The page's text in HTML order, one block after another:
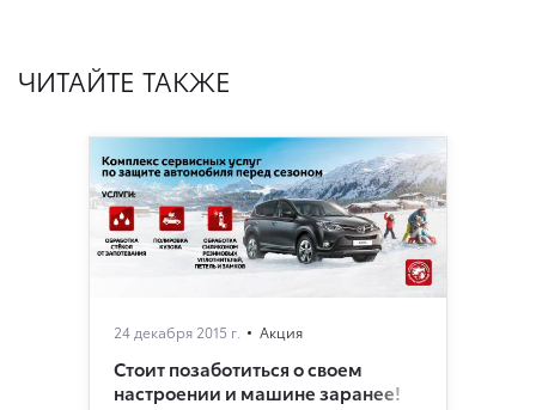
ЧИТАЙТЕ ТАКЖЕ
24 декабря 2015 г. Акция
Стоит позаботиться о своем
настроении и машине заранее!